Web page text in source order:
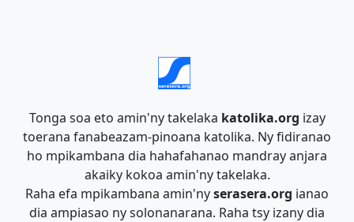
Tonga soa eto amin'ny takelaka katolika.org izay
toerana fanabeazam-pinoana katolika. Ny fidiranao
ho mpikambana dia hahafahanao mandray anjara
akaiky kokoa amin'ny takelaka.
Raha efa mpikambana amin'nyserasera.org ianao
dia ampiasao ny solonanarana. Raha tsy izany dia